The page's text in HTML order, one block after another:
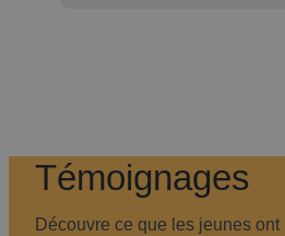
Témoignages
Découvre ce que les jeunes